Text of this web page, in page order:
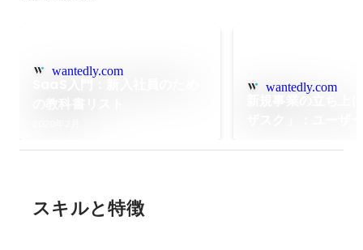
wantedly.com
wantedly.com
スキルと特徴